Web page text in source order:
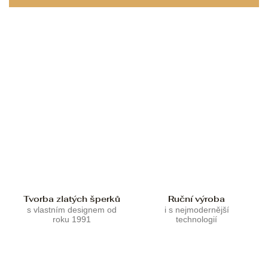
Tvorba zlatých šperků
s vlastním designem od
roku 1991
Ruční výroba
i s nejmodernější
technologií